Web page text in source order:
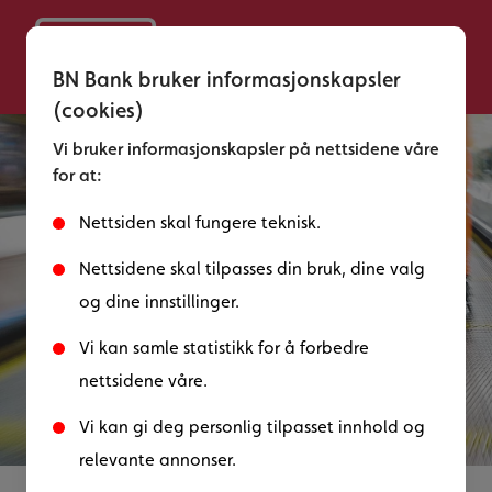
BN Bank bruker informasjonskapsler
(cookies)
Vi bruker informasjonskapsler på nettsidene våre
for at:
Nettsiden skal fungere teknisk.
Nettsidene skal tilpasses din bruk, dine valg
og dine innstillinger.
Vi kan samle statistikk for å forbedre
nettsidene våre.
Vi kan gi deg personlig tilpasset innhold og
relevante annonser.
Ekstra trygghet med to
kort